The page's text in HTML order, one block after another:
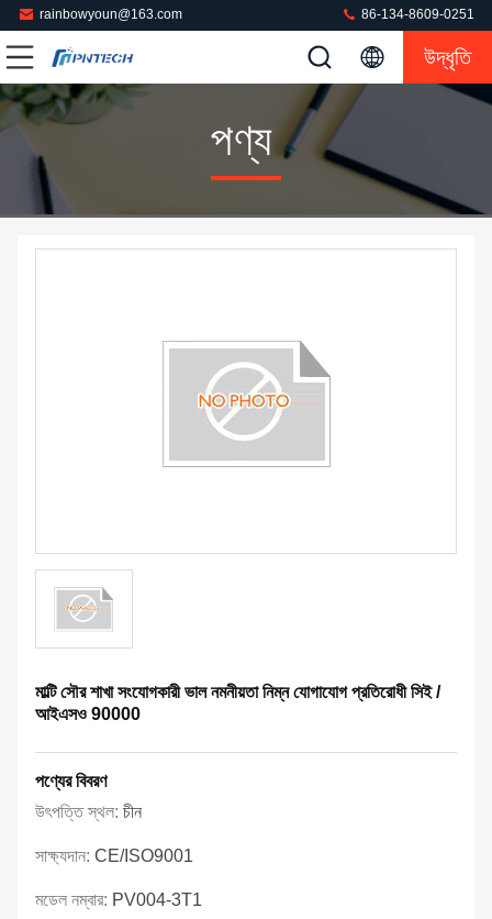
rainbowyoun@163.com 86-134-8609-0251
উদ্ধৃতি
পণ্য
মাল্টি সৌর শাখা সংযোগকারী ভাল নমনীয়তা নিম্ন যোগাযোগ প্রতিরোধী সিই /
আইএসও 90000
পণ্যের বিবরণ
উৎপত্তি স্থল: চীন
সাক্ষ্যদান: CE/ISO9001
মডেল নম্বার: PV004-3T1